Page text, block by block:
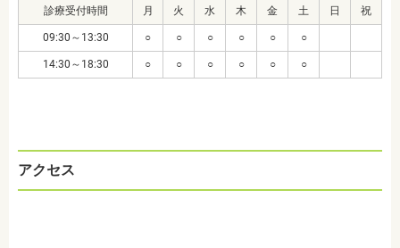
診療受付時間 月 火 水 木 金 土 日 祝
09:30～13:30 ○ ○ ○ ○ ○ ○
14:30～18:30 ○ ○ ○ ○ ○ ○
アクセス